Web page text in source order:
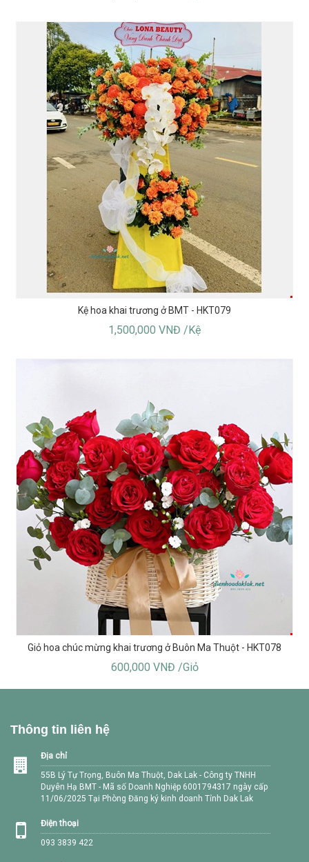
Kệ hoa khai trương ở BMT - HKT079
1,500,000 VNĐ /Kệ
Giỏ hoa chúc mừng khai trương ở Buôn Ma Thuột - HKT078
600,000 VNĐ /Giỏ
Thông tin liên hệ
Địa chỉ
55B Lý Tự Trọng, Buôn Ma Thuột, Dak Lak - Công ty TNHH
Duyên Hạ BMT - Mã số Doanh Nghiệp 6001794317 ngày cấp
11/06/2025 Tại Phòng Đăng ký kinh doanh Tỉnh Dak Lak
Điện thoại
093 3839 422